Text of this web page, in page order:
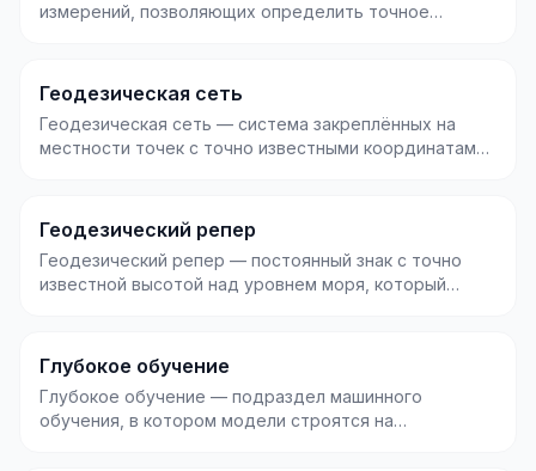
измерений, позволяющих определить точное
Геодезическая сеть
Геодезическая сеть — система закреплённых на
местности точек с точно известными координатами,
Геодезический репер
Геодезический репер — постоянный знак с точно
известной высотой над уровнем моря, который
Глубокое обучение
Глубокое обучение — подраздел машинного
обучения, в котором модели строятся на